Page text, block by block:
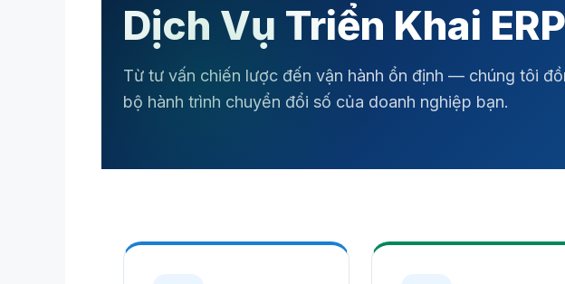
Dịch Vụ Triển Khai
Từ tư vấn chiến lược đến vận hành ổn định — chúng tôi
bộ hành trình chuyển đổi số của doanh nghiệp bạn.